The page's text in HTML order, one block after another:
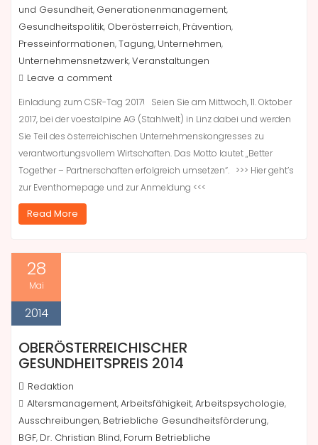
und Gesundheit, Generationenmanagement,
Gesundheitspolitik, Oberösterreich, Prävention,
Presseinformationen,Tagung, Unternehmen,
Unternehmensnetzwerk,Veranstaltungen
Leave a comment
Einladung zum CSR-Tag 2017! Seien Sie am Mittwoch, 11. Oktober
2017, bei der voestalpine AG (Stahlwelt) in Linz dabei und werden
Sie Teil des österreichischen Unternehmenskongresses zu
verantwortungsvollem Wirtschaften. Das Motto lautet „Better
Together – Partnerschaften erfolgreich umsetzen“. >>> Hier geht’s
zur Eventhomepage und zur Anmeldung <<<
Read More
28
Mai
2014
OBERÖSTERREICHISCHER
GESUNDHEITSPREIS 2014
Redaktion
Altersmanagement,Arbeitsfähigkeit,Arbeitspsychologie,
Ausschreibungen, Betriebliche Gesundheitsförderung,
BGF, Dr. Christian Blind, Forum Betriebliche